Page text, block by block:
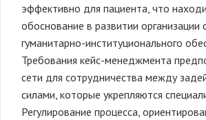
эффективно для пациента, что
обоснование в развитии организации
гуманитарно-институционального
Требования кейс-менеджмента
сети для сотрудничества между
силами, которые укрепляются
Регулирование процесса,